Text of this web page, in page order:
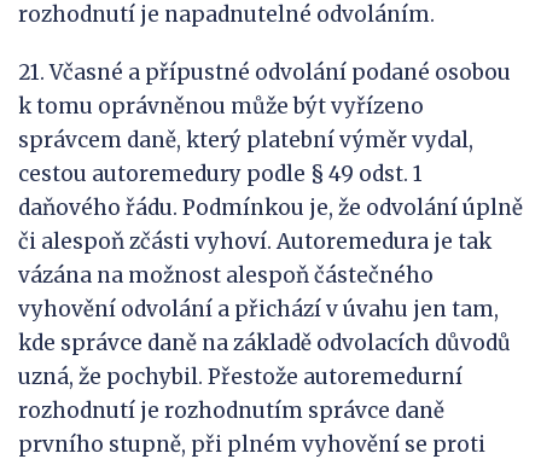
rozhodnutí je napadnutelné odvoláním.
21. Včasné a přípustné odvolání podané osobou
k tomu oprávněnou může být vyřízeno
správcem daně, který platební výměr vydal,
cestou autoremedury podle § 49 odst. 1
daňového řádu. Podmínkou je, že odvolání úplně
či alespoň zčásti vyhoví. Autoremedura je tak
vázána na možnost alespoň částečného
vyhovění odvolání a přichází v úvahu jen tam,
kde správce daně na základě odvolacích důvodů
uzná, že pochybil. Přestože autoremedurní
rozhodnutí je rozhodnutím správce daně
prvního stupně, při plném vyhovění se proti